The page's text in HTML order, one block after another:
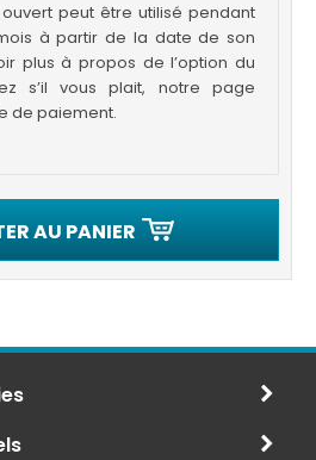
peut être utilisé pendant
à partir de la date de son
plus à propos de l’option du
s’il vous plait, notre page
de paiement.
AU PANIER